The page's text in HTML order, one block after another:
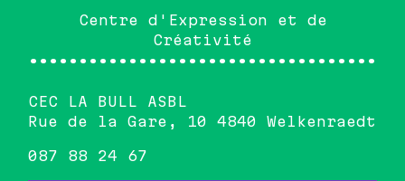
Centre d'Expression et de
Créativité
CEC LA BULL ASBL
Rue de la Gare, 10 4840 Welkenraedt
087 88 24 67